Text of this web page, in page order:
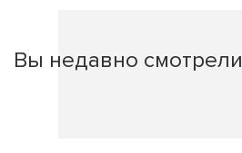
Вы недавно смотрели